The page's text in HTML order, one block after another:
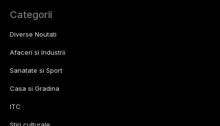
Categorii
Diverse Noutati
Afaceri si Industrii
Sanatate si Sport
Casa si Gradina
ITC